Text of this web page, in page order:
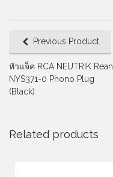
Previous Product
หัวแจ็ค RCA NEUTRIK Rean
NYS371-0 Phono Plug
(Black)
Related products